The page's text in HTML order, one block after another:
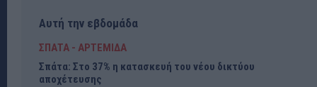
Αυτή την εβδομάδα
ΣΠΑΤΑ - ΑΡΤΕΜΙΔΑ
Σπάτα: Στο 37% η κατασκευή του νέου δικτύου
αποχέτευσης